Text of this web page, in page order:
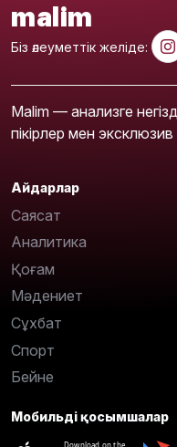
malim
Біз әлеуметтік желіде:
Malim — анализге
пікірлер мен
Айдарлар
Саясат
Аналитика
Қоғам
Мәдениет
Сұхбат
Спорт
Бейне
Мобильді қосымшалар
Download on the